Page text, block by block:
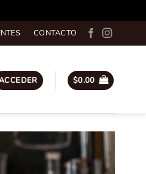
CONTACTO
$0.00